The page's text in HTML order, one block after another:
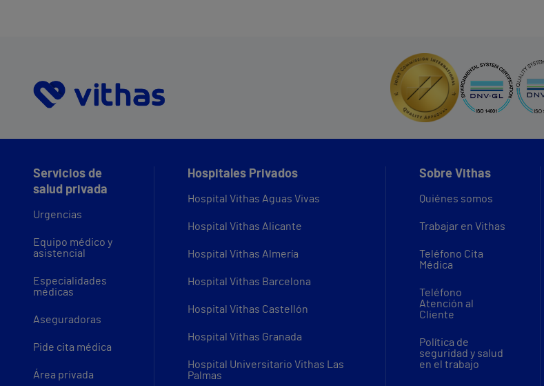
Servicios de
salud privada
Urgencias
Equipo médico y
asistencial
Especialidades
médicas
Aseguradoras
Pide cita médica
Área privada
Hospitales Privados
Hospital Vithas Aguas Vivas
Hospital Vithas Alicante
Hospital Vithas Almería
Hospital Vithas Barcelona
Hospital Vithas Castellón
Hospital Vithas Granada
Hospital Universitario Vithas Las
Palmas
Sobre Vithas
Quiénes somos
Trabajar en Vithas
Teléfono Cita
Médica
Teléfono
Atención al
Cliente
Política de
seguridad y salud
en el trabajo